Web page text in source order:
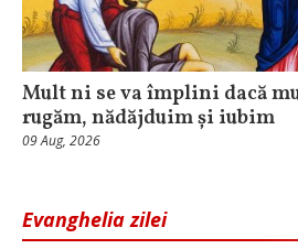
Mult ni se va împlini dacă
rugăm, nădăjduim și iubim
09 Aug, 2026
Evanghelia zilei